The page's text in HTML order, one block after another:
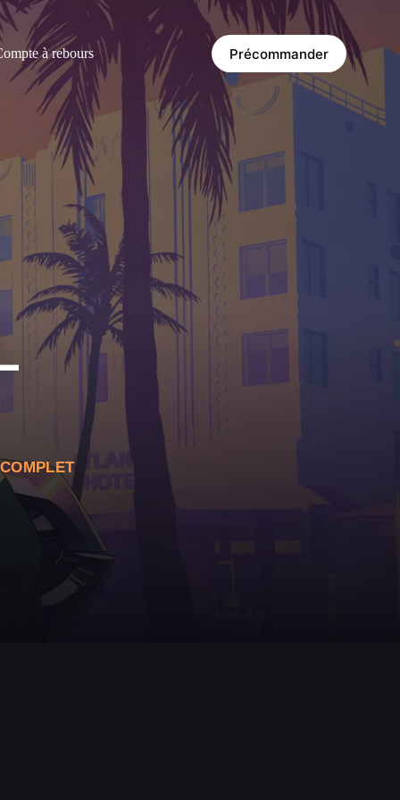
à rebours Précommander